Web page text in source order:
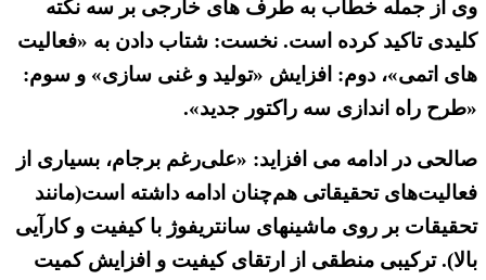
وی از جمله خطاب به طرف های خارجی بر سه نکته
کلیدی تاکید کرده است. نخست: شتاب دادن به «فعالیت
های اتمی»، دوم: افزایش «تولید و غنی سازی» و سوم:
«طرح راه اندازی سه راکتور جدید».
صالحی در ادامه می افزاید: «علی‌رغم برجام، بسیاری از
فعالیت‌های تحقیقاتی هم‌چنان ادامه داشته است(مانند
تحقیقات بر روی ماشینهای سانتریفوژ با کیفیت و کارآیی
بالا). ترکیبی‌ منطقی از ارتقای کیفیت و افزایش کمیت